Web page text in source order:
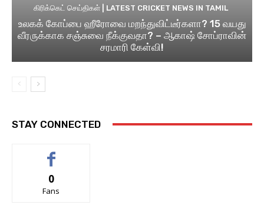
கிரிக்கெட் செய்திகள் | LATEST CRICKET NEWS IN TAMIL
உலகக் கோப்பை ஹீரோவை மறந்துவிட்டீர்களா? 15 வயது
வீரருக்காக சஞ்சுவை நீக்குவதா? – ஆகாஷ் சோப்ராவின்
சரமாரி கேள்வி!
STAY CONNECTED
0
Fans